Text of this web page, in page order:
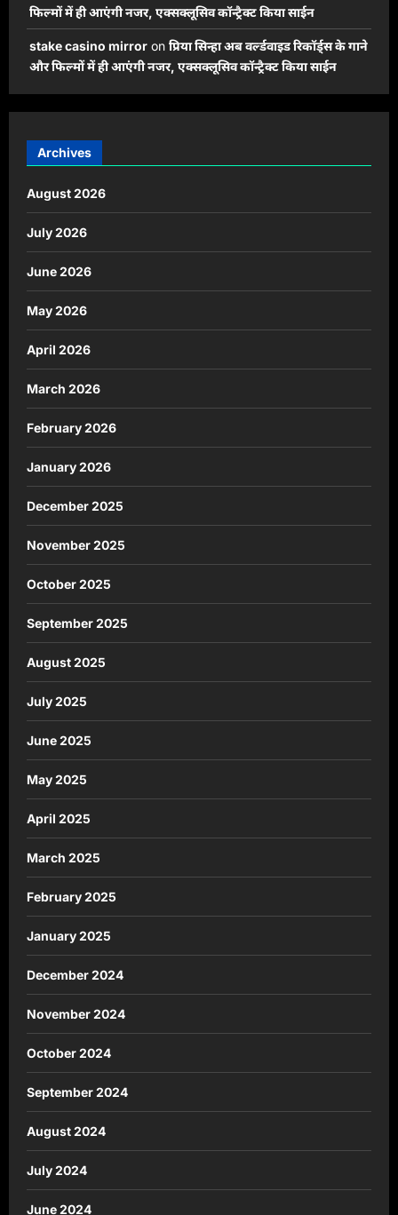
फिल्मों में ही आएंगी नजर, एक्सक्लूसिव कॉन्ट्रैक्ट किया साईन
stake casino mirror on प्रिया सिन्हा अब वर्ल्डवाइड रिकॉर्ड्स के गाने
और फिल्मों में ही आएंगी नजर, एक्सक्लूसिव कॉन्ट्रैक्ट किया साईन
Archives
August 2026
July 2026
June 2026
May 2026
April 2026
March 2026
February 2026
January 2026
December 2025
November 2025
October 2025
September 2025
August 2025
July 2025
June 2025
May 2025
April 2025
March 2025
February 2025
January 2025
December 2024
November 2024
October 2024
September 2024
August 2024
July 2024
June 2024